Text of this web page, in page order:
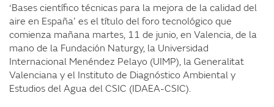
‘Bases científico técnicas para la mejora de la calidad del
aire en España’ es el título del foro tecnológico que
comienza mañana martes, 11 de junio, en Valencia, de la
mano de la Fundación Naturgy, la Universidad
Internacional Menéndez Pelayo (UIMP), la Generalitat
Valenciana y el Instituto de Diagnóstico Ambiental y
Estudios del Agua del CSIC (IDAEA-CSIC).